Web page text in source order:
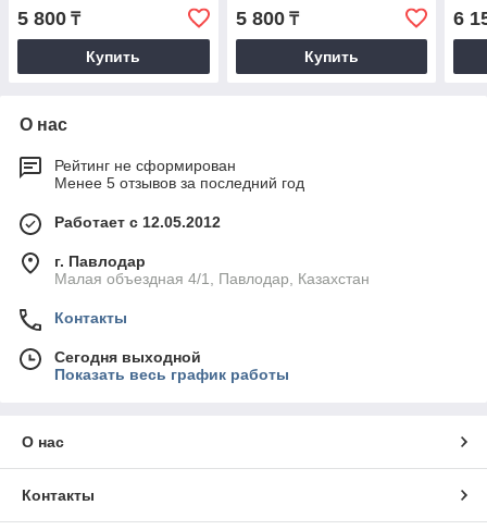
5 800 ₸
Купить
5 800₸
Купить
6
О нас
Рейтинг не сформирован
Менее 5 отзывов за последний год
Работает с 12.05.2012
г. Павлодар
Малая объездная 4/1, Павлодар, Казахстан
Контакты
Сегодня выходной
Показать весь график работы
О нас
Контакты